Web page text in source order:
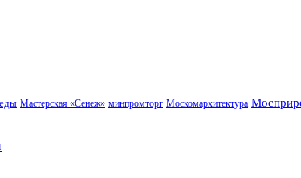
Мастерская «Сенеж» минпромторг Москомархитектура